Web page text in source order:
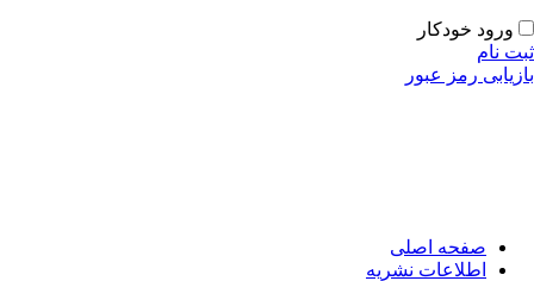
ورود خودکار
ثبت نام
بازیابی رمز عبور
صفحه اصلی
اطلاعات نشریه